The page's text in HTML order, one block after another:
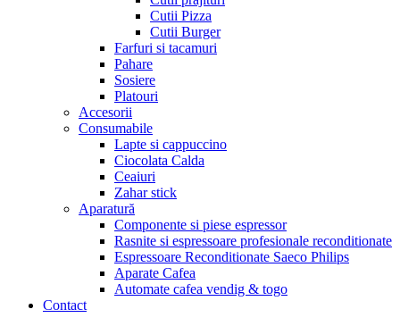
Cutii Pizza
Cutii Burger
Farfuri si tacamuri
Pahare
Sosiere
Platouri
Accesorii
Consumabile
Lapte si cappuccino
Ciocolata Calda
Ceaiuri
Zahar stick
Aparatură
Componente si piese espressor
Rasnite si espressoare profesionale reconditionate
Espressoare Reconditionate Saeco Philips
Aparate Cafea
Automate cafea vendig & togo
Contact